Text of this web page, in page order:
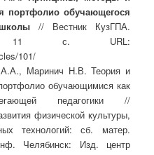
портфолио обучающегося
// Вестник КузГПА.
11 с. URL:
101/
Маринич Н.В. Теория и
обучающимися как
педагогики //
физической культуры,
технологий: сб. матер.
Челябинск: Изд. центр